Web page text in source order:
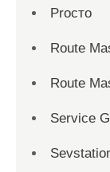
Proсто
Route
Route
Service